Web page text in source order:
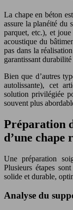
La chape en béton
assure la planéité du
parquet, etc.), et
acoustique du
pas dans la
garantissant
Bien que d’autres
autolissante), cet
solution privilégiée
souvent plus
Préparation
d’une chape
Une préparation
Plusieurs étapes
solide et durable,
Analyse du